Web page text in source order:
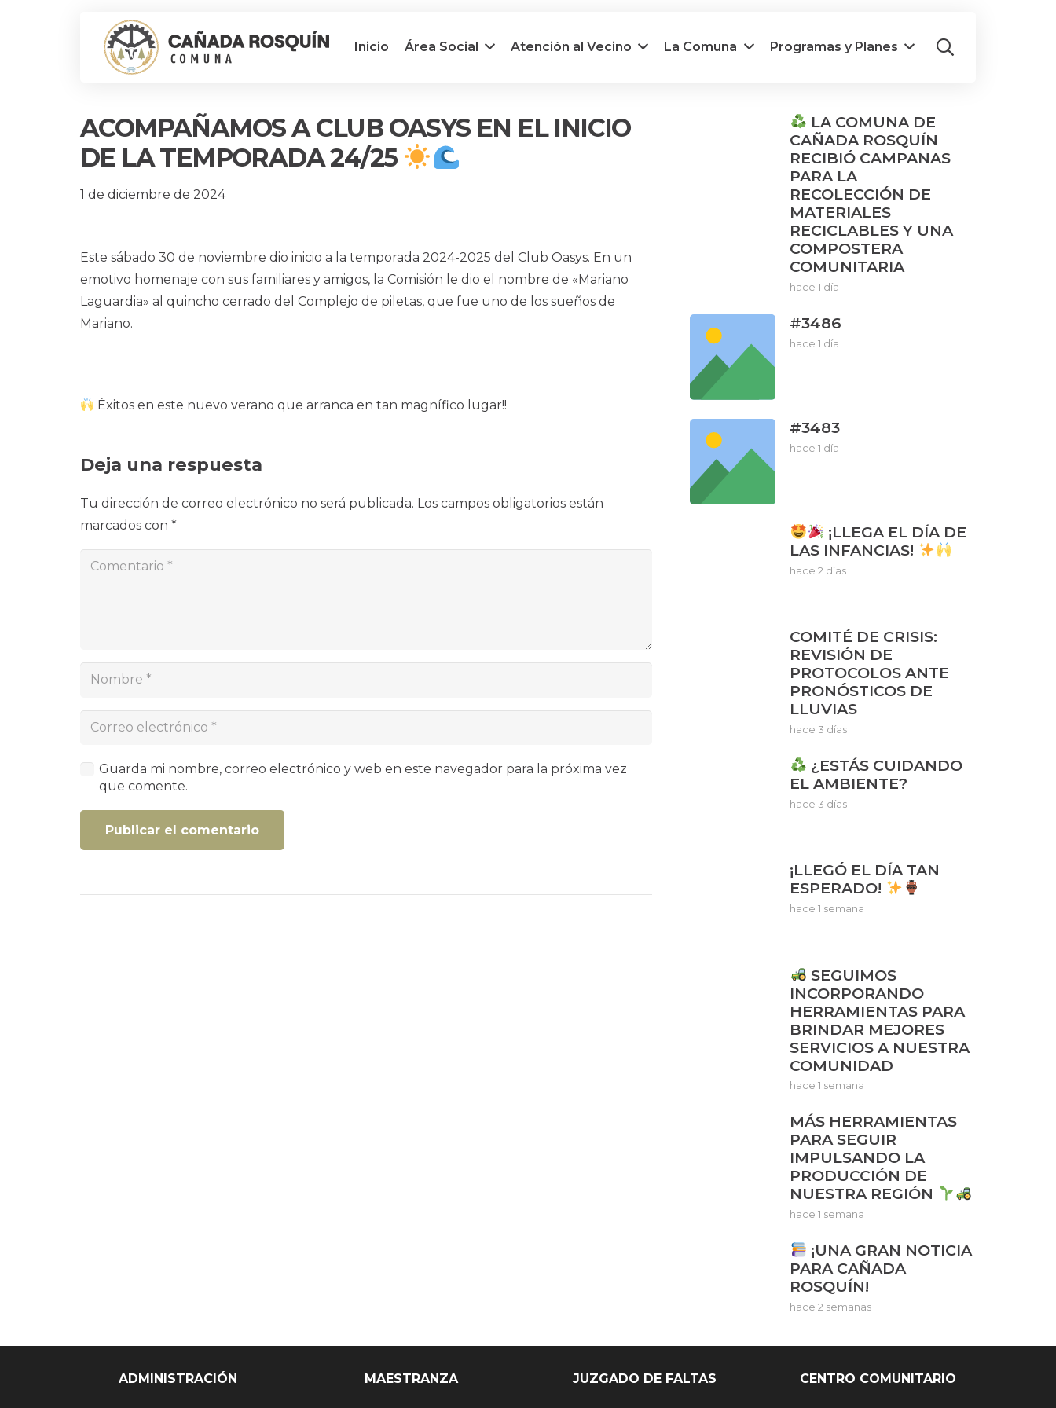
Inicio Área Social Atención al Vecino La Comuna Programas y Planes
ACOMPAÑAMOS A CLUB OASYS EN EL INICIO
DE LA TEMPORADA 24/25
1 de diciembre de 2024
Este sábado 30 de noviembre dio inicio a la temporada 2024-2025 del Club Oasys. En un
emotivo homenaje con sus familiares y amigos, la Comisión le dio el nombre de «Mariano
Laguardia» al quincho cerrado del Complejo de piletas, que fue uno de los sueños de
Mariano.
Éxitos en este nuevo verano que arranca en tan magnífico lugar!!
Deja una respuesta
Tu dirección de correo electrónico no será publicada. Los campos obligatorios están
marcados con *
Guarda mi nombre, correo electrónico y web en este navegador para la próxima vez
que comente.
Publicar el comentario
LA COMUNA DE
CAÑADA ROSQUÍN
RECIBIÓ CAMPANAS
PARA LA
RECOLECCIÓN DE
MATERIALES
RECICLABLES Y UNA
COMPOSTERA
COMUNITARIA
hace 1 día
#3486
hace 1 día
#3483
hace 1 día
¡LLEGA EL DÍA DE
LAS INFANCIAS!
hace 2 días
COMITÉ DE CRISIS:
REVISIÓN DE
PROTOCOLOS ANTE
PRONÓSTICOS DE
LLUVIAS
hace 3 días
¿ESTÁS CUIDANDO
EL AMBIENTE?
hace 3 días
¡LLEGÓ EL DÍA TAN
ESPERADO!
hace 1 semana
SEGUIMOS
INCORPORANDO
HERRAMIENTAS PARA
BRINDAR MEJORES
SERVICIOS A NUESTRA
COMUNIDAD
hace 1 semana
MÁS HERRAMIENTAS
PARA SEGUIR
IMPULSANDO LA
PRODUCCIÓN DE
NUESTRA REGIÓN
hace 1 semana
¡UNA GRAN NOTICIA
PARA CAÑADA
ROSQUÍN!
hace 2 semanas
ADMINISTRACIÓN MAESTRANZA JUZGADO DE FALTAS CENTRO COMUNITARIO